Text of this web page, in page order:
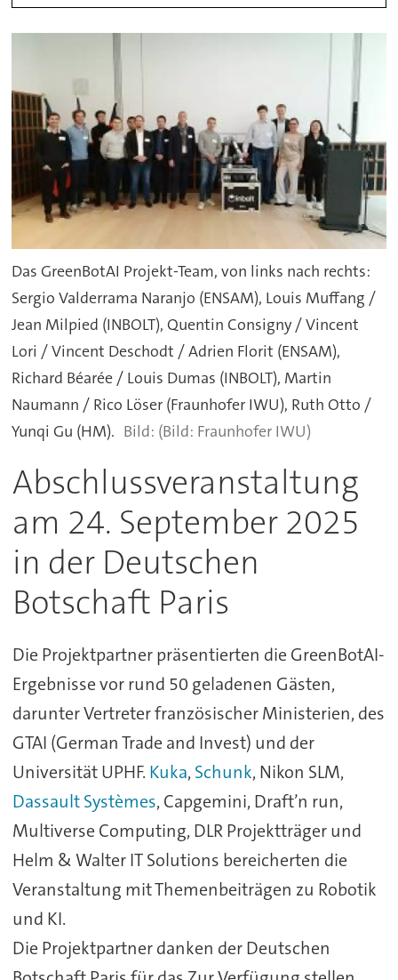
Das GreenBotAI Projekt-Team, von links nach rechts:
Sergio Valderrama Naranjo (ENSAM), Louis Muffang /
Jean Milpied (INBOLT), Quentin Consigny / Vincent
Lori / Vincent Deschodt / Adrien Florit (ENSAM),
Richard Béarée / Louis Dumas (INBOLT), Martin
Naumann / Rico Löser (Fraunhofer IWU), Ruth Otto /
Yunqi Gu (HM).
(Bild: Fraunhofer IWU)
Abschlussveranstaltung
am 24. September 2025
in der Deutschen
Botschaft Paris
Die Projektpartner präsentierten die GreenBotAI-
Ergebnisse vor rund 50 geladenen Gästen,
darunter Vertreter französischer Ministerien, des
GTAI (German Trade and Invest) und der
Universität UPHF. Kuka, Schunk, Nikon SLM,
Dassault Systèmes, Capgemini, Draft’n run,
Multiverse Computing, DLR Projektträger und
Helm & Walter IT Solutions bereicherten die
Veranstaltung mit Themenbeiträgen zu Robotik
und KI.
Die Projektpartner danken der Deutschen